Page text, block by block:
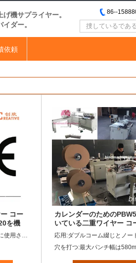
機サプライヤー。
ダー。
86--
依頼
コー
を機
応用:主にカレンダーダブルワイヤー製品に使用されます。
カレンダーのための
いている二重ワイヤー コ
応用:ダブルコーム綴じとノー
穴を打つ:最大パンチ幅は